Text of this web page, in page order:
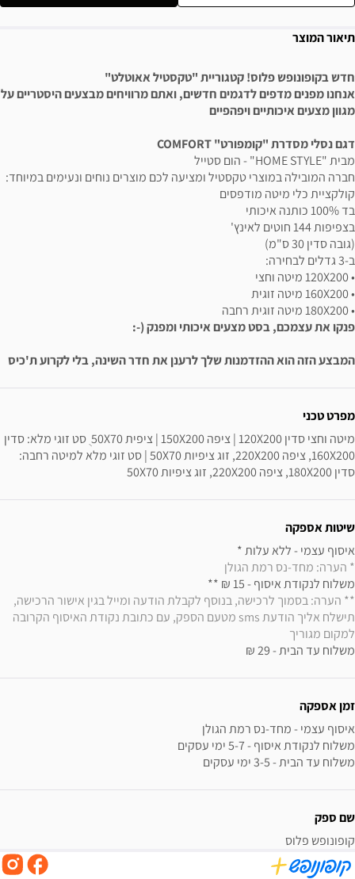
תיאור המוצר
חדש בקופונופש פלוס! קטגוריית "טקסטיל אאוטלט"
אנחנו מפנים מדפים לדגמים חדשים, ואתם מרוויחים מבצעים היסטריים על
מגוון מצעים איכותיים ויפהפיים
דגם נסלי מסדרת "קומפורט" COMFORT
מבית "HOME STYLE" - הום סטייל
חברה המובילה במוצרי טקסטיל ומציעה לכם מוצרים נוחים ונעימים במיוחד:
קולקציית כלי מיטה מודפסים
בד 100% כותנה איכותי
בצפיפות 144 חוטים לאינץ'
(גובה סדין 30 ס"מ)
ב-3 גדלים לבחירה:
• 120X200 מיטה וחצי
• 160X200 מיטה זוגית
• 180X200 מיטה זוגית רחבה
פנקו את עצמכם, בסט מצעים איכותי ומפנק (-:
המבצע הזה הוא ההזדמנות שלך לרענן את חדר השינה, בלי לקרוע ת'כיס
מפרט טכני
סדין 180X200, ציפה 220X200, זוג ציפיות 50X70
שיטות אספקה
איסוף עצמי - ללא עלות *
* הערה: מחד-נס רמת הגולן
משלוח לנקודת איסוף - 15 ₪ **
למקום מגוריך
משלוח עד הבית - 29 ₪
זמן אספקה
משלוח עד הבית - 3-5 ימי עסקים
שם ספק
קופונופש פלוס